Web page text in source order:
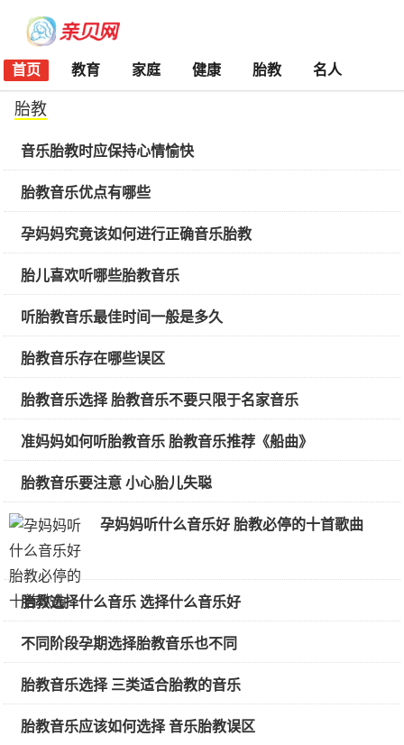
首页 教育 家庭 健康 胎教 名人
胎教
音乐胎教时应保持心情愉快
胎教音乐优点有哪些
孕妈妈究竟该如何进行正确音乐胎教
胎儿喜欢听哪些胎教音乐
听胎教音乐最佳时间一般是多久
胎教音乐存在哪些误区
胎教音乐选择 胎教音乐不要只限于名家音乐
准妈妈如何听胎教音乐 胎教音乐推荐《船曲》
胎教音乐要注意 小心胎儿失聪
孕妈妈听什么音乐好 胎教必停的十首歌曲
胎教选择什么音乐 选择什么音乐好
不同阶段孕期选择胎教音乐也不同
胎教音乐选择 三类适合胎教的音乐
胎教音乐应该如何选择 音乐胎教误区